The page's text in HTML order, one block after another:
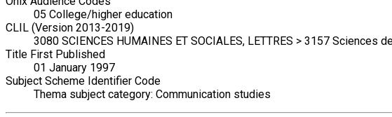
05 College/higher education
CLIL (Version 2013-2019)
3080 SCIENCES HUMAINES ET SOCIALES, LETTRES > 3157 Sciences
Title First Published
01 January 1997
Subject Scheme Identifier Code
Thema subject category: Communication studies